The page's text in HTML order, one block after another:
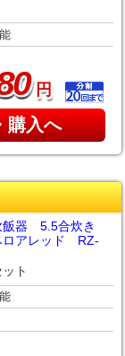
円
購入へ
飯器 5.5合炊き
アレッド RZ-
ト